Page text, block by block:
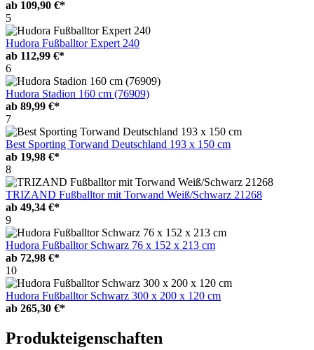
ab 109,90 €*
5
Hudora Fußballtor Expert 240
ab 112,99 €*
6
Hudora Stadion 160 cm (76909)
ab 89,99 €*
7
Best Sporting Torwand Deutschland 193 x 150 cm
ab 19,98 €*
8
TRIZAND Fußballtor mit Torwand Weiß/Schwarz 21268
ab 49,34 €*
9
Hudora Fußballtor Schwarz 76 x 152 x 213 cm
ab 72,98 €*
10
Hudora Fußballtor Schwarz 300 x 200 x 120 cm
ab 265,30 €*
Produkteigenschaften